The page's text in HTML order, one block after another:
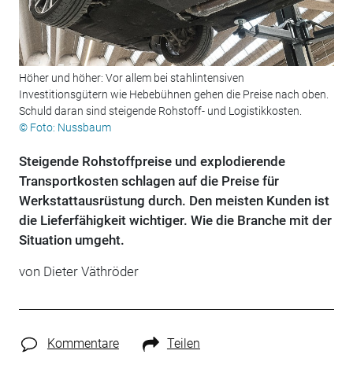
Höher und höher: Vor allem bei stahlintensiven
Investitionsgütern wie Hebebühnen gehen die Preise nach oben.
Schuld daran sind steigende Rohstoff- und Logistikkosten.
© Foto: Nussbaum
Steigende Rohstoffpreise und explodierende
Transportkosten schlagen auf die Preise für
Werkstattausrüstung durch. Den meisten Kunden ist
die Lieferfähigkeit wichtiger. Wie die Branche mit der
Situation umgeht.
von Dieter Väthröder
Kommentare Teilen